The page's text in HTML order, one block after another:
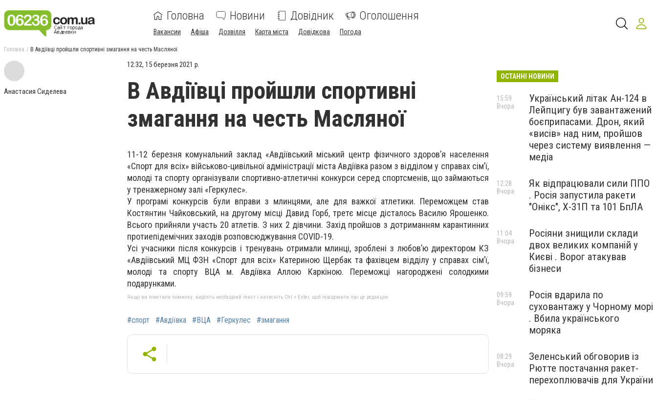
Головна Новини Довідник Оголошення
Вакансии Афіша Дозвілля Карта міста Довідкова Погода
Головна В Авдіївці пройшли спортивні змагання на честь Масляної
Анастасия Сиделева
12:32, 15 березня 2021 р.
В Авдіївці пройшли спортивні
змагання на честь Масляної
11-12 березня комунальний заклад «Авдіївський міський центр фізичного здоров’я населення
«Спорт для всіх» військово-цивільної адміністрації міста Авдіївка разом з відділом у справах сім’ї,
молоді та спорту організували спортивно-атлетичні конкурси серед спортсменів, що займаються
у тренажерному залі «Геркулес».
У програмі конкурсів були вправи з млинцями, але для важкої атлетики. Переможцем став
Костянтин Чайковський, на другому місці Давид Горб, третє місце дісталось Василю Ярошенко.
Всього прийняли участь 20 атлетів. З них 2 дівчини. Захід пройшов з дотриманням карантинних
протиепідемічних заходів розповсюджування COVID-19.
Усі учасники після конкурсів і тренувань отримали млинці, зроблені з любов’ю директором КЗ
«Авдіївський МЦ ФЗН «Спорт для всіх» Катериною Щербак та фахівцем відділу у справах сім’ї,
молоді та спорту ВЦА м. Авдіївка Аллою Каркіною. Переможці нагороджені солодкими
подарунками.
Якщо ви помітили помилку, виділіть необхідний текст і натисніть Ctrl + Enter, щоб повідомити про це редакцію
#спорт #Авдіївка #ВЦА #Геркулес #змагання
ОСТАННІ НОВИНИ
Український літак Ан-124 в
Лейпцигу був завантажений
боєприпасами. Дрон, який
«висів» над ним, пройшов
через систему виявлення —
медіа
15:59
Вчора
Як відпрацювали сили ППО
. Росія запустила ракети
"Онікс", Х-31П та 101 БпЛА
12:28
Вчора
Росіяни знищили склади
двох великих компаній у
Києві . Ворог атакував
бізнеси
11:04
Вчора
Росія вдарила по
суховантажу у Чорному морі
. Вбила українського
моряка
09:59
Вчора
Зеленський обговорив із
Рютте постачання ракет-
перехоплювачів для України
08:29
Вчора